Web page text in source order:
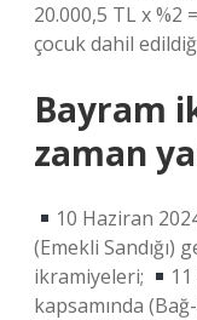
20.000,5 TL x %2
çocuk dahil
Bayram
zaman
10 Haziran
(Emekli Sandığı)
ikramiyeleri;
kapsamında